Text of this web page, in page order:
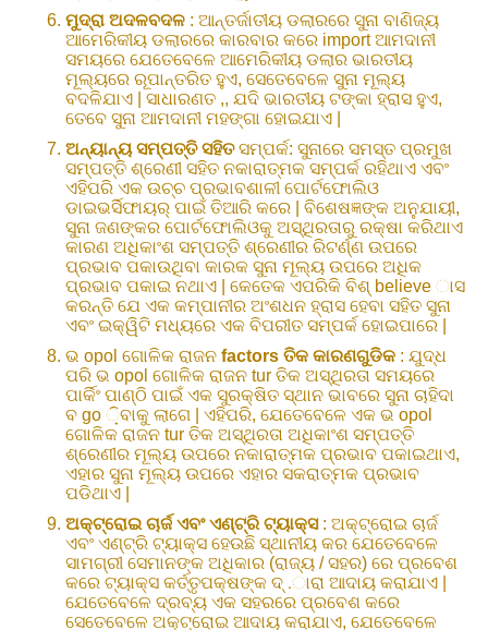
ମୁଦ୍ରା ଅଦଳବଦଳ : ଆନ୍ତର୍ଜାତୀୟ ଡଲାରରେ ସୁନା ବାଣିଜ୍ୟ
ଆମେରିକୀୟ ଡଲାରରେ କାରବାର କରେ import ଆମଦାନୀ
ସମୟରେ ଯେତେବେଳେ ଆମେରିକୀୟ ଡଲାର ଭାରତୀୟ
ମୂଲ୍ୟରେ ରୂପାନ୍ତରିତ ହୁଏ, ସେତେବେଳେ ସୁନା ମୂଲ୍ୟ
ବଦଳିଯାଏ | ସାଧାରଣତ ,, ଯଦି ଭାରତୀୟ ଟଙ୍କା ହ୍ରାସ ହୁଏ,
ତେବେ ସୁନା ଆମଦାନୀ ମହଙ୍ଗା ହୋଇଯାଏ |
ଅନ୍ୟାନ୍ୟ ସମ୍ପତ୍ତି ସହିତସମ୍ପର୍କ: ସୁନାରେ ସମସ୍ତ ପ୍ରମୁଖ
ସମ୍ପତ୍ତି ଶ୍ରେଣୀ ସହିତ ନକାରାତ୍ମକ ସମ୍ପର୍କ ରହିଥାଏ ଏବଂ
ଏହିପରି ଏକ ଉଚ୍ଚ ପ୍ରଭାବଶାଳୀ ପୋର୍ଟଫୋଲିଓ
ଡାଇଭର୍ସିଫାୟର୍ ପାଇଁ ତିଆରି କରେ | ବିଶେଷଜ୍ଞଙ୍କ ଅନୁଯାୟୀ,
ସୁନା ଜଣଙ୍କର ପୋର୍ଟଫୋଲିଓକୁ ଅସ୍ଥିରତାରୁ ରକ୍ଷା କରିଥାଏ
କାରଣ ଅଧିକାଂଶ ସମ୍ପତ୍ତି ଶ୍ରେଣୀର ରିଟର୍ଣ୍ଣ ଉପରେ
ପ୍ରଭାବ ପକାଉଥିବା କାରକ ସୁନା ମୂଲ୍ୟ ଉପରେ ଅଧିକ
ପ୍ରଭାବ ପକାଇ ନଥାଏ | କେତେକ ଏପରିକି ବିଶ୍ believe ାସ
କରନ୍ତି ଯେ ଏକ କମ୍ପାନୀର ଅଂଶଧନ ହ୍ରାସ ହେବା ସହିତ ସୁନା
ଏବଂ ଇକ୍ୱିଟି ମଧ୍ୟରେ ଏକ ବିପରୀତ ସମ୍ପର୍କ ହୋଇପାରେ |
ଭ opol ଗୋଳିକ ରାଜନ factors ତିକ କାରଣଗୁଡିକ : ଯୁଦ୍ଧ
ପରି ଭ opol ଗୋଳିକ ରାଜନ tur ତିକ ଅସ୍ଥିରତା ସମୟରେ
ପାର୍କିଂ ପାଣ୍ଠି ପାଇଁ ଏକ ସୁରକ୍ଷିତ ସ୍ଥାନ ଭାବରେ ସୁନା ଚାହିଦା
ବ go ଼ିବାକୁ ଲାଗେ | ଏହିପରି, ଯେତେବେଳେ ଏକ ଭ opol
ଗୋଳିକ ରାଜନ tur ତିକ ଅସ୍ଥିରତା ଅଧିକାଂଶ ସମ୍ପତ୍ତି
ଶ୍ରେଣୀର ମୂଲ୍ୟ ଉପରେ ନକାରାତ୍ମକ ପ୍ରଭାବ ପକାଇଥାଏ,
ଏହାର ସୁନା ମୂଲ୍ୟ ଉପରେ ଏହାର ସକରାତ୍ମକ ପ୍ରଭାବ
ପଡିଥାଏ |
ଅକ୍ଟ୍ରୋଇ ଚାର୍ଜ ଏବଂ ଏଣ୍ଟ୍ରି ଟ୍ୟାକ୍ସ : ଅକ୍ଟ୍ରୋଇ ଚାର୍ଜ
ଏବଂ ଏଣ୍ଟ୍ରି ଟ୍ୟାକ୍ସ ହେଉଛି ସ୍ଥାନୀୟ କର ଯେତେବେଳେ
ସାମଗ୍ରୀ ସେମାନଙ୍କ ଅଧିକାର (ରାଜ୍ୟ / ସହର) ରେ ପ୍ରବେଶ
କରେ ଟ୍ୟାକ୍ସ କର୍ତ୍ତୃପକ୍ଷଙ୍କ ଦ୍ .ାରା ଆଦାୟ କରାଯାଏ |
ଯେତେବେଳେ ଦ୍ରବ୍ୟ ଏକ ସହରରେ ପ୍ରବେଶ କରେ
ସେତେବେଳେ ଅକ୍ଟ୍ରୋଇ ଆଦାୟ କରାଯାଏ, ଯେତେବେଳେ